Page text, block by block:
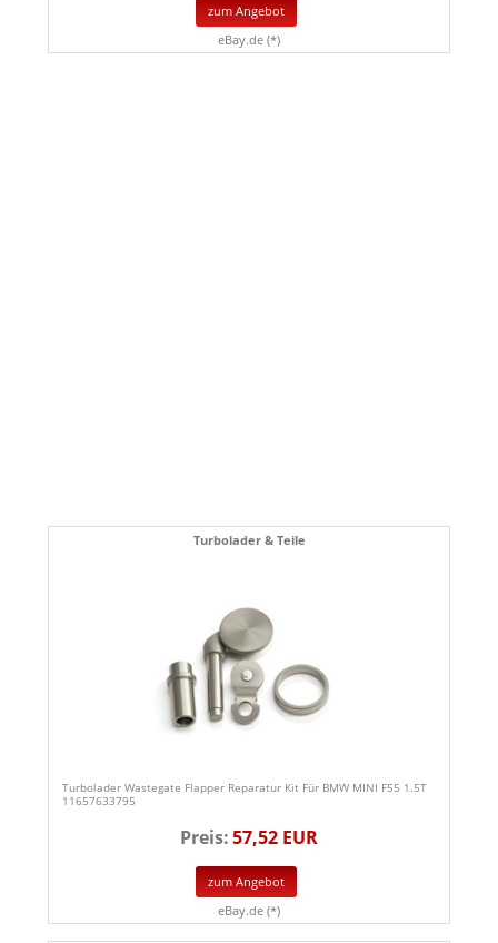
zum Angebot
eBay.de (*)
Turbolader & Teile
Turbolader Wastegate Flapper Reparatur Kit Für BMW MINI F55 1.5T
11657633795
Preis:57,52 EUR
zum Angebot
eBay.de (*)